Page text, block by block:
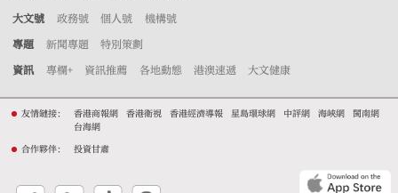
大文號 政務號 個人號 機構號
專題 新聞專題 特別策劃
資訊 專欄+ 資訊推薦 各地動態 港澳速遞 大文健康
友情鏈接： 香港商報網 香港衛視 香港經濟導報 星島環球網 中評網 海峽網
閩南網
台海網
合作夥伴： 投資甘肅